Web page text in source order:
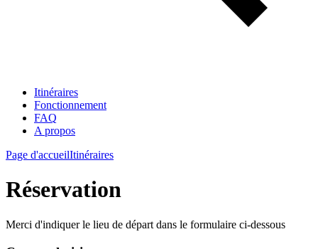
Itinéraires
Fonctionnement
FAQ
A propos
Page d'accueilItinéraires
Réservation
Merci d'indiquer le lieu de départ dans le formulaire ci-dessous